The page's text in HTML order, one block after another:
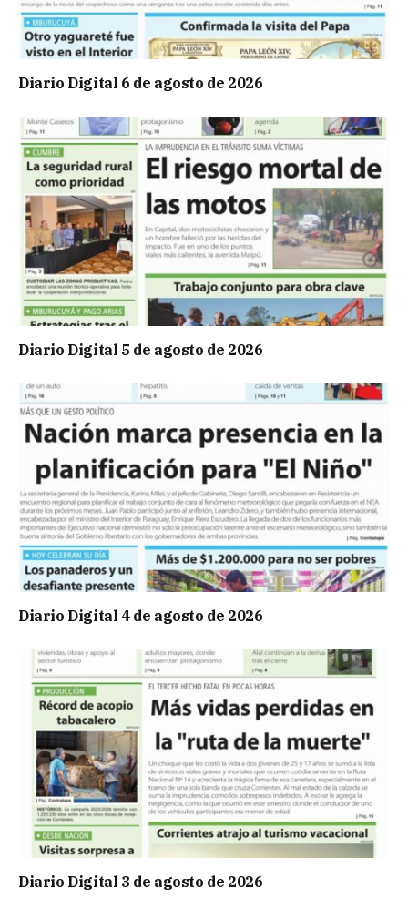
Diario Digital 6 de agosto de 2026
Diario Digital 5 de agosto de 2026
Diario Digital 4 de agosto de 2026
Diario Digital 3 de agosto de 2026